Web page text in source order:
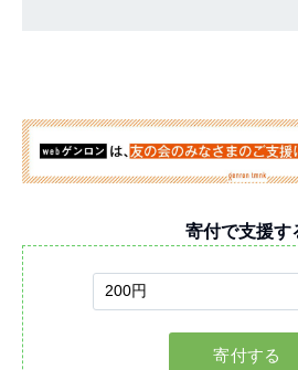
寄付で支援す